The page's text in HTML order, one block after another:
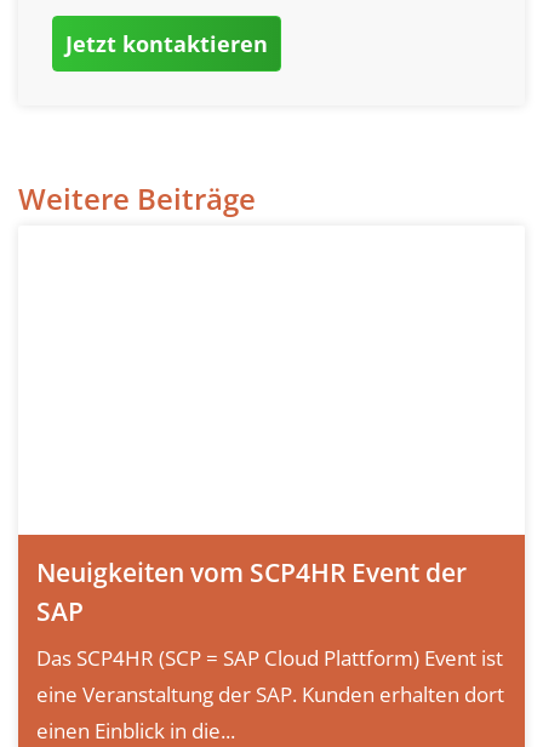
Jetzt kontaktieren
Weitere Beiträge
Neuigkeiten vom SCP4HR Event der
SAP
Das SCP4HR (SCP = SAP Cloud Plattform) Event ist
eine Veranstaltung der SAP. Kunden erhalten dort
einen Einblick in die...